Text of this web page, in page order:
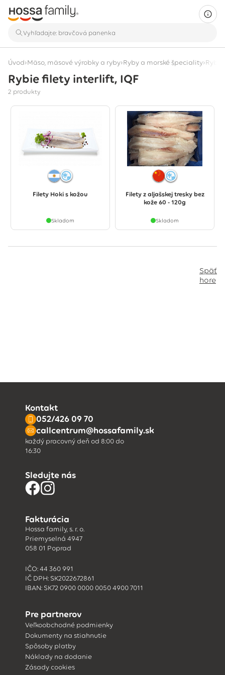
Úvod›Mäso, mäsové výrobky a ryby›Ryby a morské špeciality›
Rybie filety interlift, IQF
2 produkty
Filety Hoki s kožou
Skladom
Filety z aljašskej tresky bez
kože 60 - 120g
Skladom
Späť
hore
Kontakt
052/426 09 70
callcentrum@hossafamily.sk
každý pracovný deň od 8:00 do
16:30
Sledujte nás
Fakturácia
Hossa family, s. r. o.
Priemyselná 4947
058 01 Poprad
IČO: 44 360 991
IČ DPH: SK2022672861
IBAN: SK72 0900 0000 0050 4900 7011
Pre partnerov
Veľkoobchodné podmienky
Dokumenty na stiahnutie
Spôsoby platby
Náklady na dodanie
Zásady cookies